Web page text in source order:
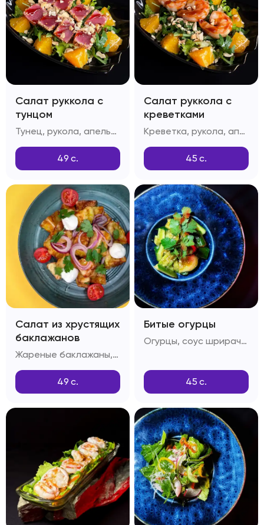
Салат руккола с
тунцом
Тунец, рукола, апельсин, орехи Кешью, масло растительное, масло оливковое, лук репчатый, лимонный сок, соус Соевый, соус Унаги, кунжут белый
49 с.
Салат руккола с
креветками
Креветка, рукола, апельсин, орехи Кешью, масло растительное, масло оливковое, лук репчатый, лимонный сок, соус Соевый, соус Унаги, кунжут белый
45 с.
Салат из хрустящих
баклажанов
Жареные баклажаны, крахмал, помидоры Черри, красный лук, соус Свит-чили, зелень
49 с.
Битые огурцы
Огурцы, соус шрирача, соус понзу, соус унаги, кунжутное масло
45 с.